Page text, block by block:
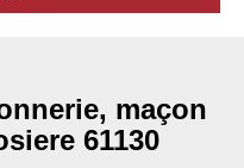
maçon
61130